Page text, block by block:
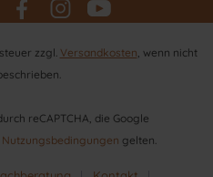
zzgl. Versandkosten, wenn nicht
reCAPTCHA, die Google
Nutzungsbedingungen gelten.